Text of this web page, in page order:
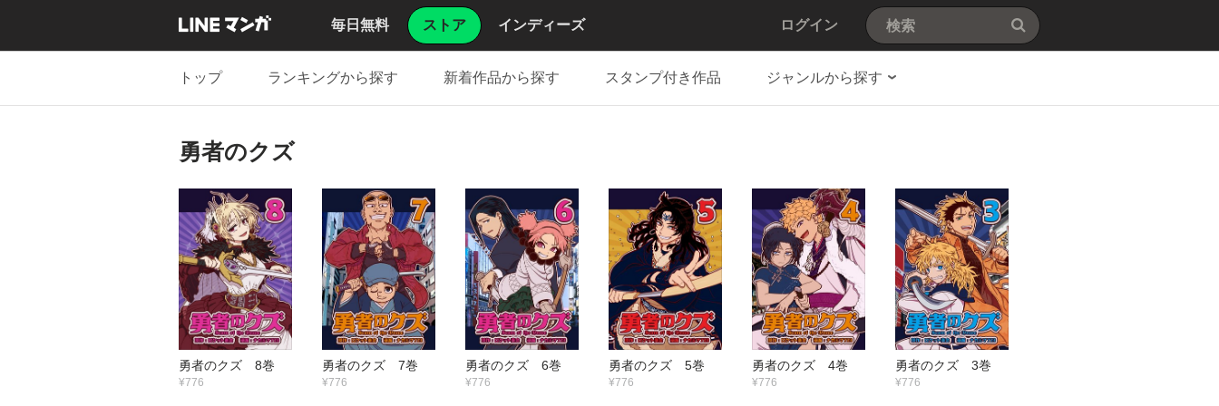
毎日無料 ストア インディーズ ログイン
トップ ランキングから探す 新着作品から探す スタンプ付き作品 ジャンルから探す
勇者のクズ
勇者のクズ 8巻
¥776
勇者のクズ 7巻
¥776
勇者のクズ 6巻
¥776
勇者のクズ 5巻
¥776
勇者のクズ 4巻
¥776
勇者のクズ 3巻
¥776